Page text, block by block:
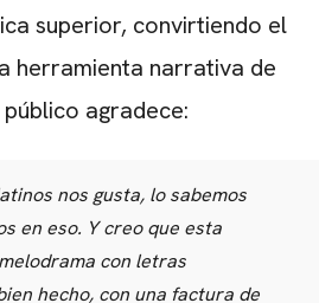
superior, convirtiendo el
herramienta narrativa de
agradece:
nos gusta, lo sabemos
en eso. Y creo que esta
con letras
hecho, con una factura de